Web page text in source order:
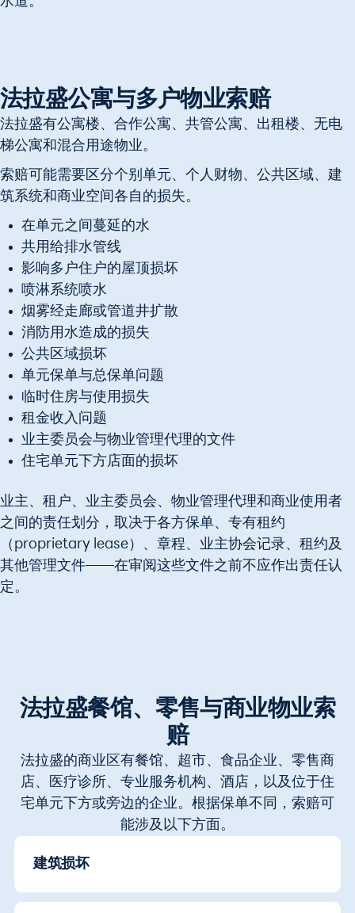
法拉盛公寓与多户物业索赔
法拉盛有公寓楼、合作公寓、共管公寓、出租楼、无电
梯公寓和混合用途物业。
索赔可能需要区分个别单元、个人财物、公共区域、建
筑系统和商业空间各自的损失。
在单元之间蔓延的水
共用给排水管线
影响多户住户的屋顶损坏
喷淋系统喷水
烟雾经走廊或管道井扩散
消防用水造成的损失
公共区域损坏
单元保单与总保单问题
临时住房与使用损失
租金收入问题
业主委员会与物业管理代理的文件
住宅单元下方店面的损坏
业主、租户、业主委员会、物业管理代理和商业使用者
之间的责任划分，取决于各方保单、专有租约
（proprietary lease）、章程、业主协会记录、租约及
其他管理文件——在审阅这些文件之前不应作出责任认
定。
法拉盛餐馆、零售与商业物业索
赔
法拉盛的商业区有餐馆、超市、食品企业、零售商
店、医疗诊所、专业服务机构、酒店，以及位于住
宅单元下方或旁边的企业。根据保单不同，索赔可
能涉及以下方面。
建筑损坏